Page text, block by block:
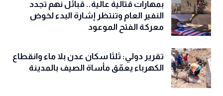
بمهارات قتالية عالية.. قبائل نهم تجدد
النفير العام وتنتظر إشارة البدء لخوض
معركة الفتح الموعود
تقرير دولي: ثلثا سكان عدن بلا ماء وانقطاع
الكهرباء يعمّق مأساة الصيف بالمدينة